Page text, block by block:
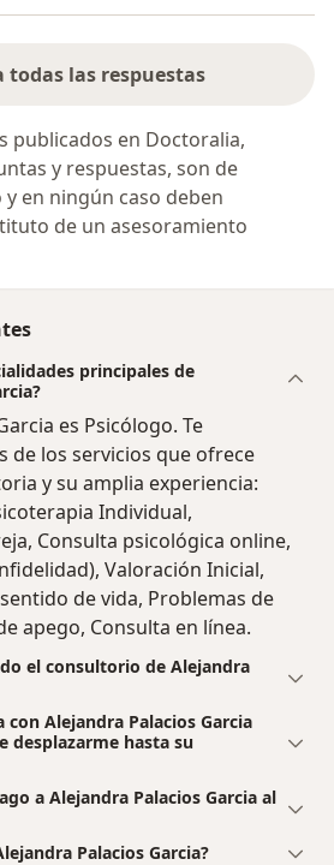
todas las respuestas
publicados en Doctoralia,
y respuestas, son de
en ningún caso deben
de un asesoramiento
principales de
es Psicólogo. Te
de los servicios que ofrece
y su amplia experiencia:
Individual,
Consulta psicológica online,
Valoración Inicial,
de vida, Problemas de
apego, Consulta en línea.
el consultorio de Alejandra
con Alejandra Palacios Garcia
desplazarme hasta su
a Alejandra Palacios Garcia al
Palacios Garcia?